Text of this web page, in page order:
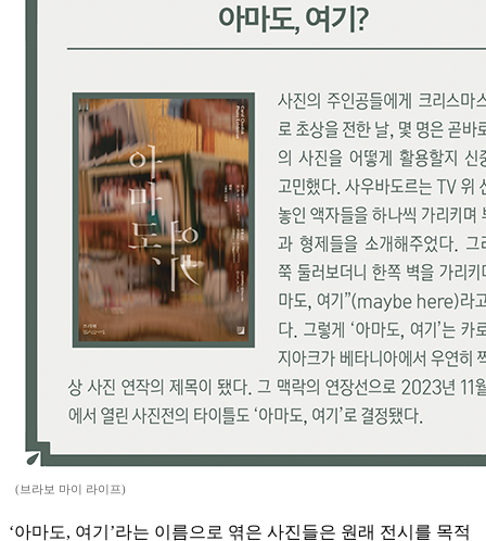
(브라보 마이 라이프)
‘아마도, 여기’라는 이름으로 엮은 사진들은 원래 전시를 목적